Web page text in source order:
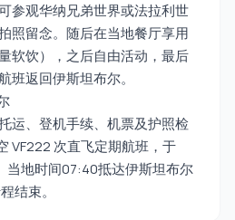
参观华纳兄弟世界或法拉利世
照留念。随后在当地餐厅享用
软饮），之后自由活动，最后
班返回伊斯坦布尔。
运、登机手续、机票及护照检
VF222 次直飞定期航班，于
当地时间07:40抵达伊斯坦布尔
结束。